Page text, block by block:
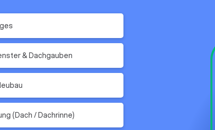
& Dachgauben
(Dach / Dachrinne)